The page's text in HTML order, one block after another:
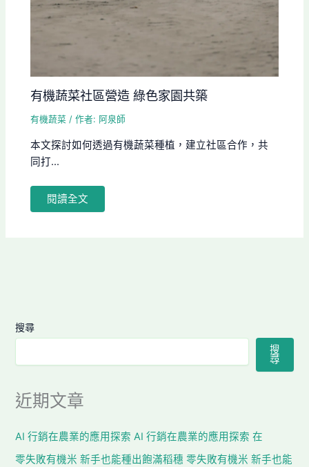
有機蔬菜社區營造 綠色家園共築
有機蔬菜 / 作者: 阿泉師
本文探討如何透過有機蔬菜種植，建立社區合作，共
同打...
閱讀全文
搜尋
搜
尋
近期文章
AI 行銷在農業的應用探索 AI 行銷在農業的應用探索 在
零失敗有機米 新手也能種出飽滿稻穗 零失敗有機米 新手也能